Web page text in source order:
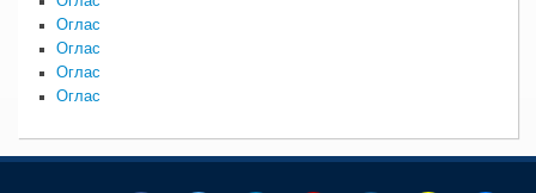
Оглас
Оглас
Оглас
Оглас